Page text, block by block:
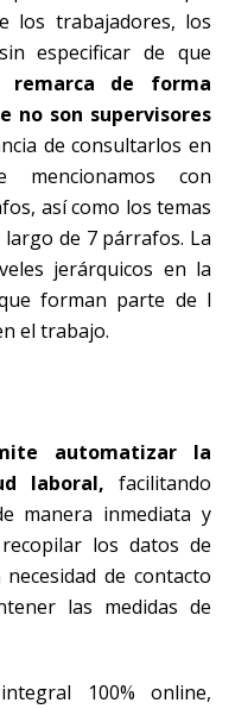
los trabajadores, los
especificar de que
remarca de forma
no son supervisores
de consultarlos en
con
así como los temas
de 7 párrafos. La
jerárquicos en la
forman parte de l
el trabajo.
automatizar la
laboral, facilitando
manera inmediata y
los datos de
de contacto
las medidas de
100% online,